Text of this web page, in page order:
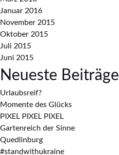
Januar 2016
November 2015
Oktober 2015
Juli 2015
Juni 2015
Neueste Beiträge
Urlaubsreif?
Momente des Glücks
PIXEL PIXEL PIXEL
Gartenreich der Sinne
Quedlinburg
#standwithukraine